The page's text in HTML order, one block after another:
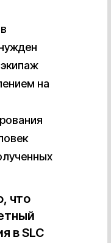
на
что
в SLC